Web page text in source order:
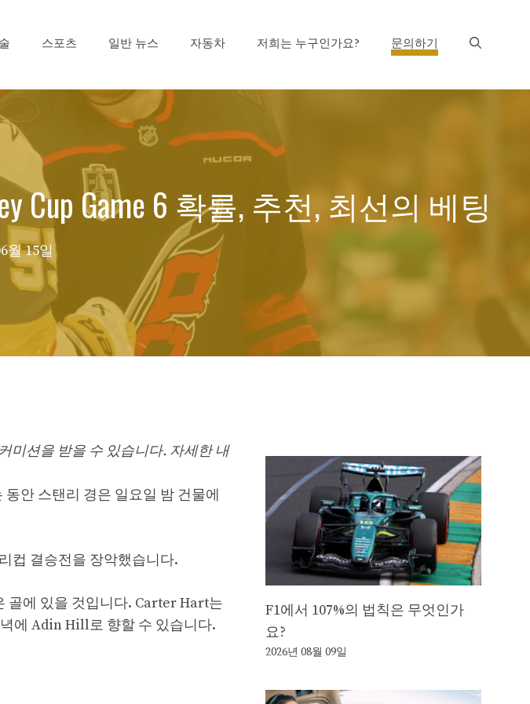
스포츠 일반 뉴스 자동차 저희는 누구인가요? 문의하기
Cup Game 6 확률, 추천, 최선의 베팅
월 15일
미션을 받을 수 있습니다. 자세한 내
안 스탠리 경은 일요일 밤 건물에
컵 결승전을 장악했습니다.
골에 있을 것입니다. Carter Hart는
에 Adin Hill로 향할 수 있습니다.
F1에서 107%의 법칙은 무엇인가
요?
2026년 08월 09일